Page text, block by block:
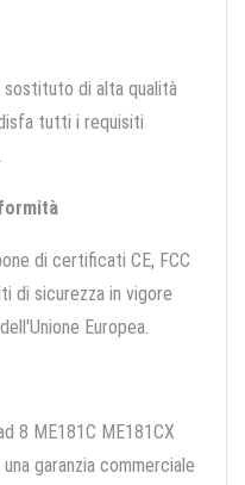
sostituto di alta qualità
tutti i requisiti
di certificati CE, FCC
di sicurezza in vigore
Europea.
8 ME181C ME181CX
garanzia commerciale